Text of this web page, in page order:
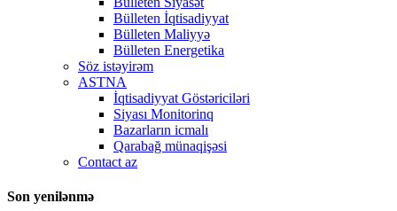
Bülleten İqtisadiyyat
Bülleten Maliyyə
Bülleten Energetika
Söz istəyirəm
ASTNA
İqtisadiyyat Göstəriciləri
Siyası Monitorinq
Bazarların icmalı
Qarabağ münaqişəsi
Contact az
Son yenilənmə